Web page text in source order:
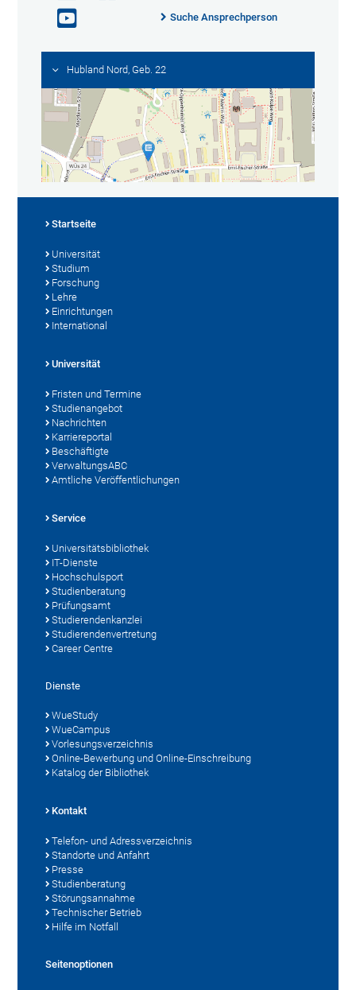
Suche Ansprechperson
Hubland Nord, Geb. 22
Startseite
Universität
Studium
Forschung
Lehre
Einrichtungen
International
Universität
Fristen und Termine
Studienangebot
Nachrichten
Karriereportal
Beschäftigte
VerwaltungsABC
Amtliche Veröffentlichungen
Service
Universitätsbibliothek
IT-Dienste
Hochschulsport
Studienberatung
Prüfungsamt
Studierendenkanzlei
Studierendenvertretung
Career Centre
Dienste
WueStudy
WueCampus
Vorlesungsverzeichnis
Online-Bewerbung und Online-Einschreibung
Katalog der Bibliothek
Kontakt
Telefon- und Adressverzeichnis
Standorte und Anfahrt
Presse
Studienberatung
Störungsannahme
Technischer Betrieb
Hilfe im Notfall
Seitenoptionen